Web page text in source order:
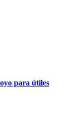
para útiles